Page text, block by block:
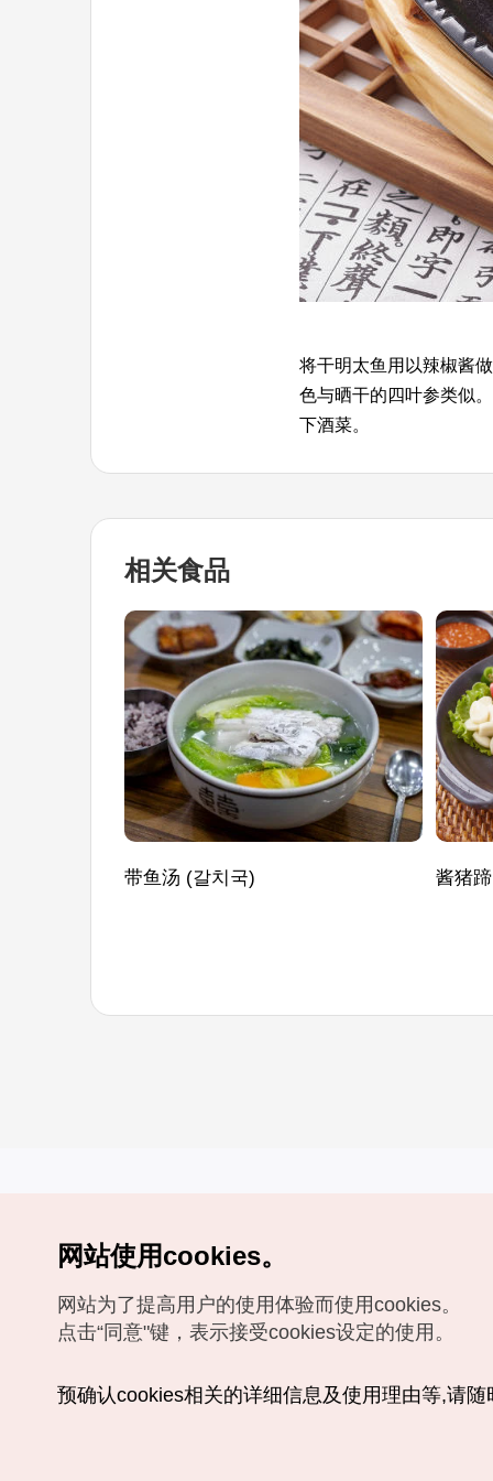
将干明太鱼用以辣椒酱
色与晒干的四叶参类似
下酒菜。
相关食品
带鱼汤 (갈치국) 酱猪
如有相关疑问或建议，欢迎来信。VISITKOREA官方邮箱
chnsim@knto.or.kr
网站使用cookies。
网站为了提高用户的使用体验而使用cookies。
点击“同意"键，表示接受cookies设定的使用。
预确认cookies相关的详细信息及使用理由等,请